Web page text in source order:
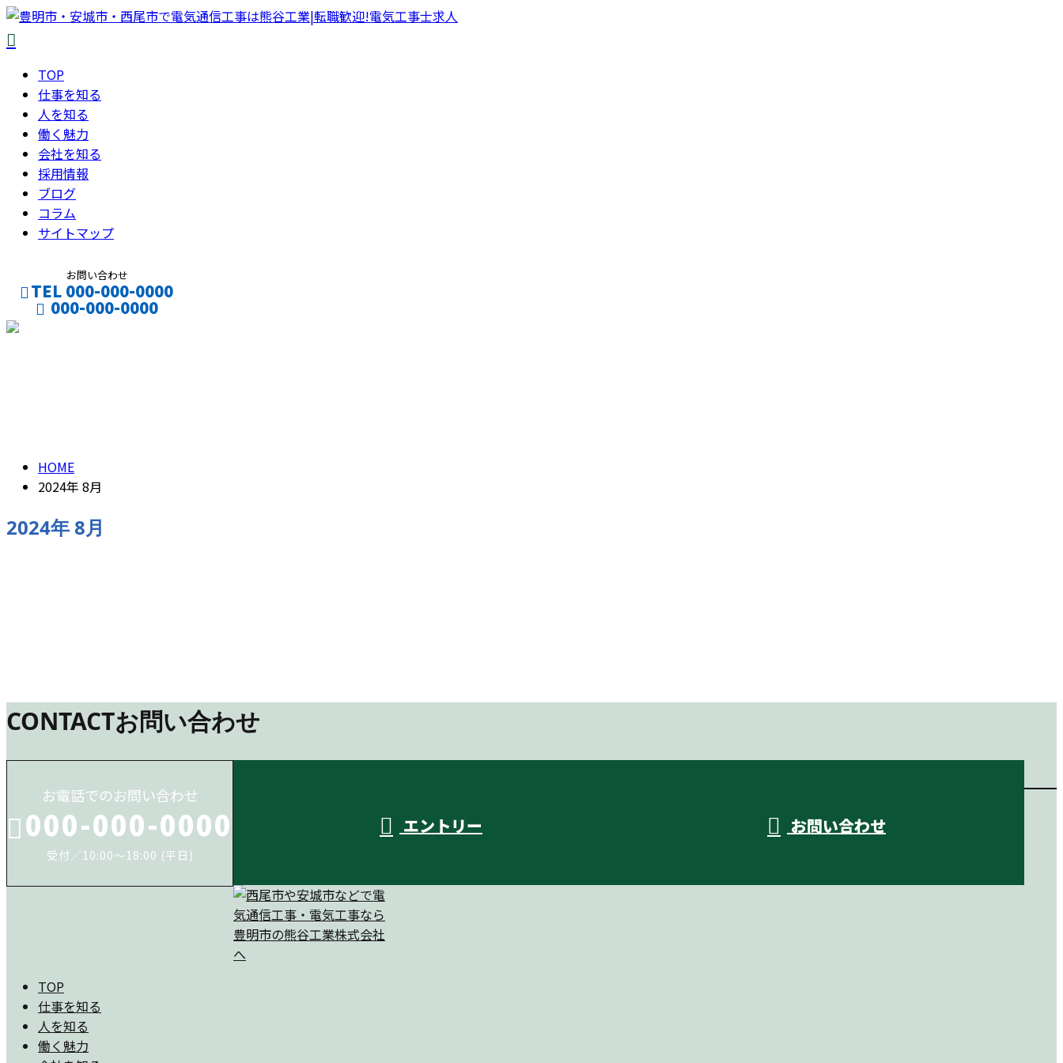
TOP
仕事を知る
人を知る
働く魅力
会社を知る
採用情報
ブログ
コラム
サイトマップ
お問い合わせ
TEL 000-000-0000
000-000-0000
HOME
2024年 8月
2024年 8月
CONTACTお問い合わせ
お電話でのお問い合わせ
000-000-0000
受付／10:00～18:00 (平日)
エントリー お問い合わせ
TOP
仕事を知る
人を知る
働く魅力